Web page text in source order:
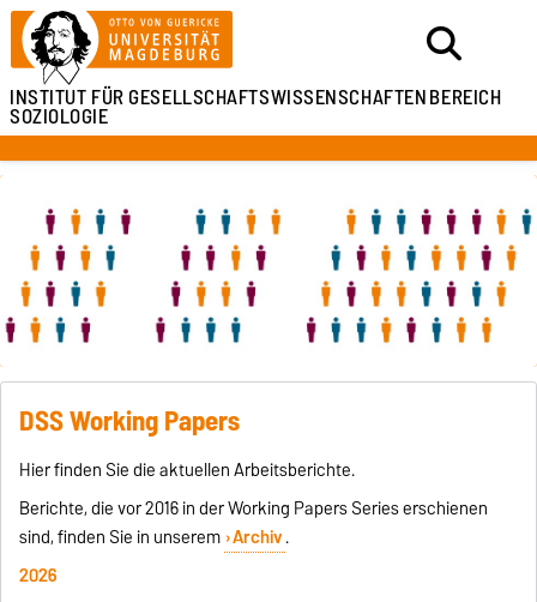
INSTITUT FÜRGESELLSCHAFTSWISSENSCHAFTENBEREICH
SOZIOLOGIE
DSS Working Papers
Hier finden Sie die aktuellen Arbeitsberichte.
Berichte, die vor 2016 in der Working Papers Series erschienen
sind, finden Sie in unserem Archiv.
2026